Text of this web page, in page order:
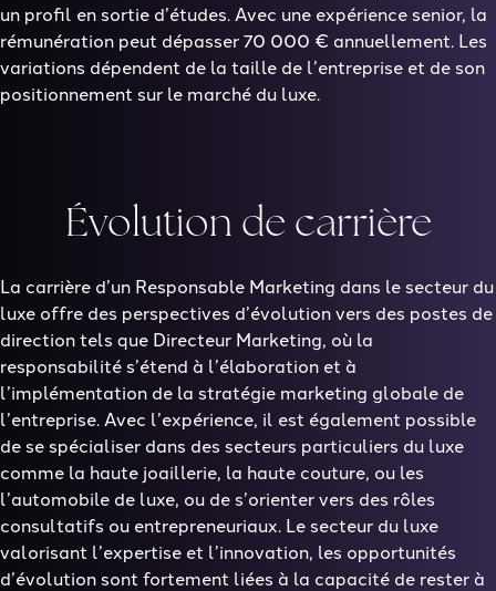
un profil en sortie d’études. Avec une expérience senior, la
rémunération peut dépasser 70 000 € annuellement. Les
variations dépendent de la taille de l’entreprise et de son
positionnement sur le marché du luxe.
Évolution de carrière
La carrière d’un Responsable Marketing dans le secteur du
luxe offre des perspectives d’évolution vers des postes de
direction tels que Directeur Marketing, où la
responsabilité s’étend à l’élaboration et à
l’implémentation de la stratégie marketing globale de
l’entreprise. Avec l’expérience, il est également possible
de se spécialiser dans des secteurs particuliers du luxe
comme la haute joaillerie, la haute couture, ou les
l’automobile de luxe, ou de s’orienter vers des rôles
consultatifs ou entrepreneuriaux. Le secteur du luxe
valorisant l’expertise et l’innovation, les opportunités
d’évolution sont fortement liées à la capacité de rester à